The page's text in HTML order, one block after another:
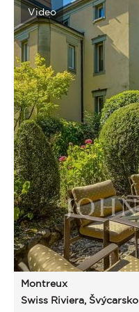
Video
Montreux
Swiss Riviera, Švýcarsko